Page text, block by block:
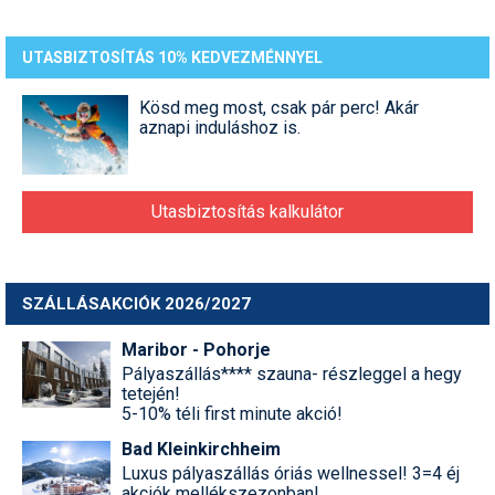
UTASBIZTOSÍTÁS 10% KEDVEZMÉNNYEL
Kösd meg most, csak pár perc! Akár
aznapi induláshoz is.
Utasbiztosítás kalkulátor
SZÁLLÁSAKCIÓK 2026/2027
Maribor - Pohorje
Pályaszállás**** szauna- részleggel a hegy
tetején!
5-10% téli first minute akció!
Bad Kleinkirchheim
Luxus pályaszállás óriás wellnessel! 3=4 éj